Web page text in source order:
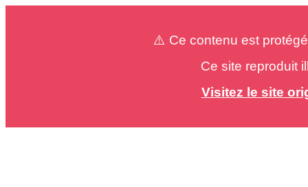
⚠️ Ce contenu est
Ce site reproduit
Visitez le site